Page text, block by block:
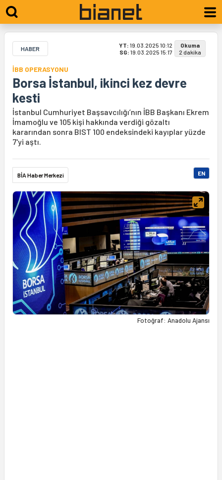
HABER YT: 19.03.2025 10:12
SG: 19.03.2025 15:17
Okuma
2 dakika
İBB OPERASYONU
Borsa İstanbul, ikinci kez devre
kesti
İstanbul Cumhuriyet Başsavcılığı’nın İBB Başkanı Ekrem
İmamoğlu ve 105 kişi hakkında verdiği gözaltı
kararından sonra BIST 100 endeksindeki kayıplar yüzde
7'yi aştı.
BİA Haber Merkezi EN
Fotoğraf: Anadolu Ajansı